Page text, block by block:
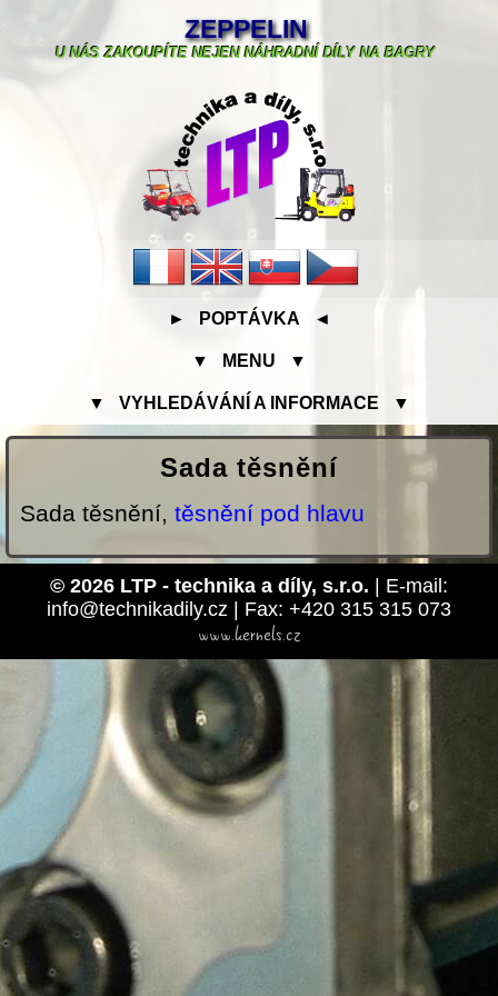
ZEPPELIN
U NÁS ZAKOUPÍTE NEJEN NÁHRADNÍ DÍLY NA BAGRY
► POPTÁVKA ◄
▼ MENU ▼
▼ VYHLEDÁVÁNÍ A INFORMACE ▼
Sada těsnění
Sada těsnění, těsnění pod hlavu
© 2026 LTP - technika a díly, s.r.o. | E-mail:
info@technikadily.cz | Fax: +420 315 315 073
www.kernels.cz